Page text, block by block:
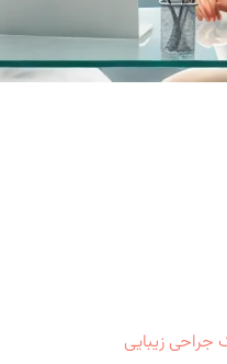
جراحی زیبایی